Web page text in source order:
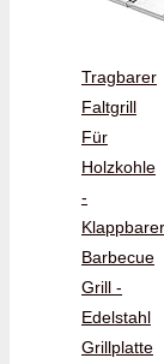
Tragbarer
Faltgrill
Für
Holzkohle
-
Klappbarer
Barbecue
Grill -
Edelstahl
Grillplatte